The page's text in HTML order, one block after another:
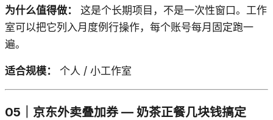
为什么值得做：
这是个长期项目，不是一次性窗口。工作
室可以把它列入月度例行操作，每个账号每月固定跑一
遍。
适合规模： 个人 / 小工作室
05｜京东外卖叠加券 — 奶茶正餐几块钱搞定